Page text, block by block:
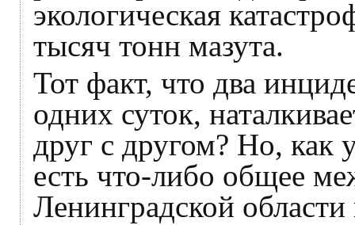
экологическая
тысяч тонн мазута.
Тот факт, что два
одних суток,
друг с другом? Но, как
есть что-либо общее
Ленинградской